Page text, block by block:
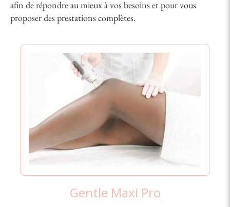
afin de répondre au mieux à vos besoins et pour vous
proposer des prestations complètes.
Gentle Maxi Pro